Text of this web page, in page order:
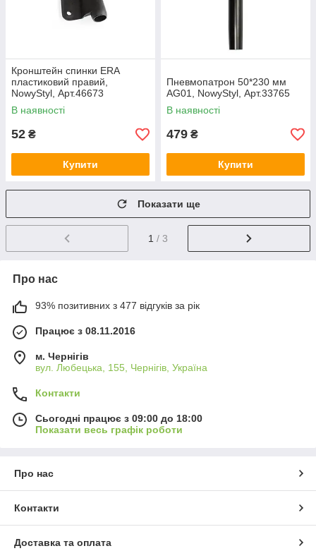
Кронштейн спинки ERA
пластиковий правий,
NowyStyl, Арт.46673
В наявності
52 ₴
Купити
Пневмопатрон 50*230 мм
AG01, NowyStyl, Арт.33765
В наявності
479 ₴
Купити
Показати ще
1 / 3
Про нас
93% позитивних з 477 відгуків за рік
Працює з 08.11.2016
м. Чернігів
вул. Любецька, 155, Чернігів, Україна
Контакти
Сьогодні працює з 09:00 до 18:00
Показати весь графік роботи
Про нас
Контакти
Доставка та оплата